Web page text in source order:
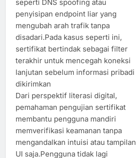
seperti DNS spoofing atau
penyisipan endpoint liar yang
mengubah arah trafik tanpa
disadari.Pada kasus seperti ini,
sertifikat bertindak sebagai filter
terakhir untuk mencegah koneksi
lanjutan sebelum informasi pribadi
dikirimkan
Dari perspektif literasi digital,
pemahaman pengujian sertifikat
membantu pengguna mandiri
memverifikasi keamanan tanpa
mengandalkan intuisi atau tampilan
UI saja.Pengguna tidak lagi